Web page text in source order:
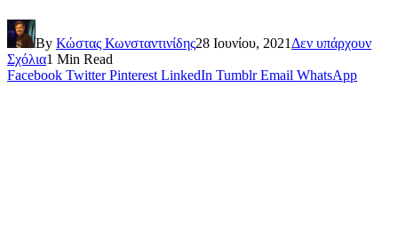
By Κώστας Κωνσταντινίδης28 Ιουνίου, 2021 Δεν υπάρχουν
Σχόλια1 Min Read
Facebook Twitter Pinterest LinkedIn Tumblr Email WhatsApp